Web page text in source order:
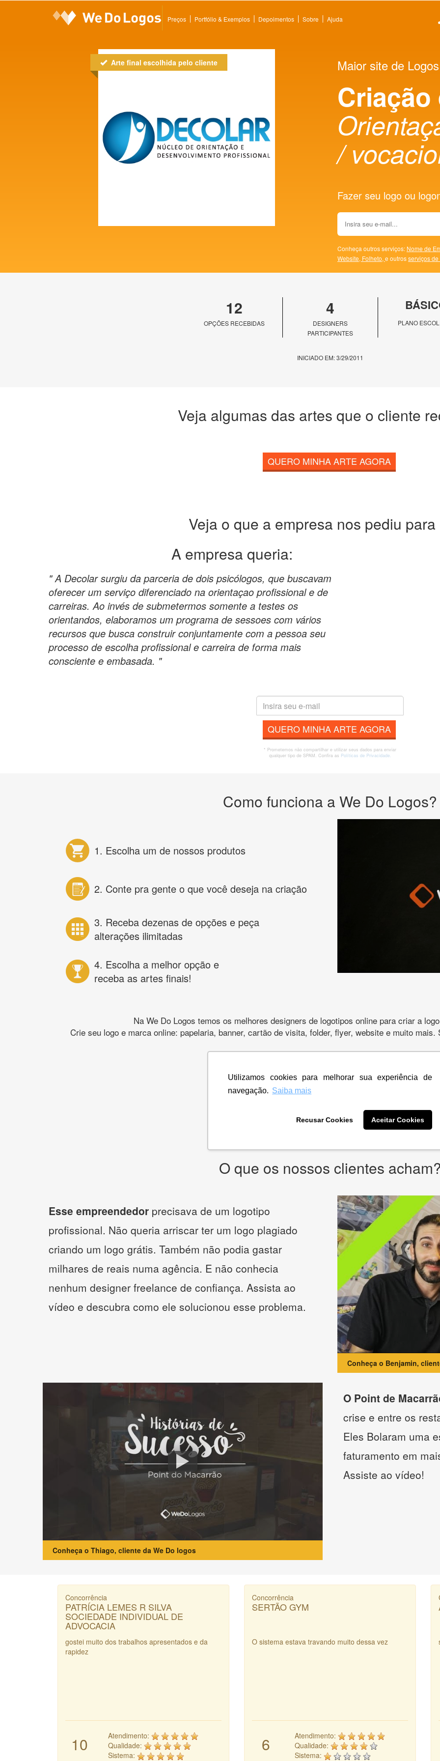
Utilizamos cookies para melhorar sua experiência de
navegação. Saiba mais
Recusar Cookies Aceitar Cookies
Preços Portfólio & Exemplos Depoimentos Sobre Ajuda
Arte final escolhida pelo cliente Maior site de
Criação
/
Fazer seu logo ou
Conheça outros serviços: Nome de
Website, Folheto, e outrosserviços
12
OPÇÕES RECEBIDAS
4
DESIGNERS
PARTICIPANTES
PLANO
INICIADO EM: 3/29/2011
Veja algumas das artes que o cliente
QUERO MINHA ARTE AGORA
Veja o que a empresa nos pediu para
A empresa queria:
" A Decolar surgiu da parceria de dois psicólogos, que buscavam
oferecer um serviço diferenciado na orientaçao profissional e de
carreiras. Ao invés de submetermos somente a testes os
orientandos, elaboramos um programa de sessoes com vários
recursos que busca construir conjuntamente com a pessoa seu
processo de escolha profissional e carreira de forma mais
consciente e embasada. "
QUERO MINHA ARTE AGORA
* Prometemos não compartilhar e utilizar seus dados para enviar
qualquer tipo de SPAM. Confira as Políticas de Privacidade.
Como funciona a We Do Logos?
1. Escolha um de nossos produtos
2. Conte pra gente o que você deseja na criação
3. Receba dezenas de opções e peça
alterações ilimitadas
4. Escolha a melhor opção e
receba as artes finais!
Na We Do Logos temos os melhores designers de logotipos online para criar a
Crie seu logo e marca online: papelaria, banner, cartão de visita, folder, flyer, website e muito
CRIE SUA MARCA
* Prometemos não compartilhar e utilizar seus dados para enviar
qualquer tipo de SPAM. Confira asPolíticas de Privacidade.
O que os nossos clientes
Esse empreendedor precisava de um logotipo
profissional. Não queria arriscar ter um logo plagiado
criando um logo grátis. Também não podia gastar
milhares de reais numa agência. E não conhecia
nenhum designer freelance de confiança. Assista ao
vídeo e descubra como ele solucionou esse problema.
Conheça o Benjamin,
Conheça o Thiago, cliente da We Do logos
O Point de
crise e entre os
Eles Bolaram uma
faturamento em
Assiste ao vídeo!
Concorrência
PATRÍCIA LEMES R SILVA
SOCIEDADE INDIVIDUAL DE
ADVOCACIA
gostei muito dos trabalhos apresentados e da
rapidez
10
Atendimento:
Qualidade:
Sistema:
Concorrência
SERTÃO GYM
O sistema estava travando muito dessa vez
6
Atendimento:
Qualidade:
Sistema: